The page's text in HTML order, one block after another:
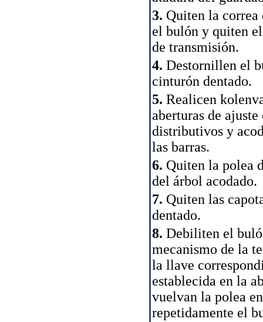
3. Quiten la
el bulón y quiten
de transmisión.
4. Destornillen el
cinturón dentado.
5. Realicen
aberturas de
distributivos y
las barras.
6. Quiten la polea
del árbol acodado.
7. Quiten las
dentado.
8. Debiliten el
mecanismo de la
la llave
establecida en la
vuelvan la polea
repetidamente el